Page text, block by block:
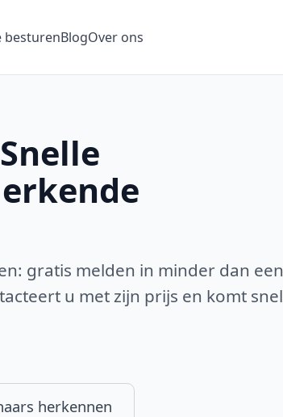
besturenBlogOver ons
gratis melden in minder dan een
u met zijn prijs en komt snel
herkennen